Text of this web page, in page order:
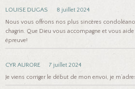
LOUISE DUGAS
8 juillet 2024
Nous vous offrons nos plus sincères
chagrin. Que Dieu vous accompagne et vous
épreuve!
CYR AURORE
7 juillet 2024
Je viens corriger le début de mon envoi, je